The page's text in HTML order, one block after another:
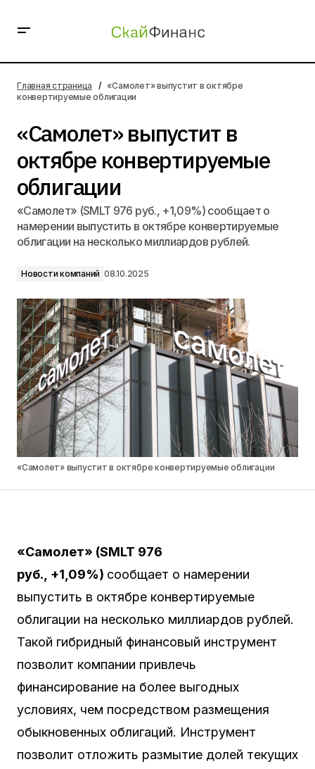
облигации
Главная страница
«Самолет» выпустит в октябре
конвертируемые облигации
«Самолет» выпустит в
октябре конвертируемые
облигации
«Самолет» (SMLT 976 руб., +1,09%) сообщает о
намерении выпустить в октябре конвертируемые
облигации на несколько миллиардов рублей.
Новости компаний 08.10.2025
«Самолет» выпустит в октябре конвертируемые облигации
«Самолет» (SMLT 976
руб., +1,09%) сообщает о намерении
выпустить в октябре конвертируемые
облигации на несколько миллиардов рублей.
Такой гибридный финансовый инструмент
позволит компании привлечь
финансирование на более выгодных
условиях, чем посредством размещения
обыкновенных облигаций. Инструмент
позволит отложить размытие долей текущих